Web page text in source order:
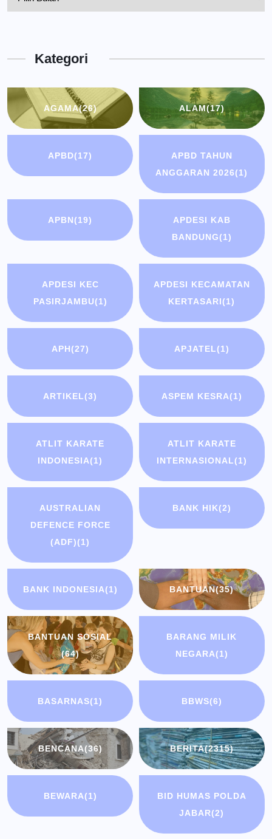
BandungKategori
AGAMA(26) ALAM(17)
APBD(17)
APBD TAHUN
ANGGARAN 2026(1)
APBN(19)
APDESI KAB
BANDUNG(1)
APDESI KEC
PASIRJAMBU(1)
APDESI KECAMATAN
KERTASARI(1)
APH(27) APJATEL(1)
ARTIKEL(3) ASPEM KESRA(1)
ATLIT KARATE
INDONESIA(1)
ATLIT KARATE
INTERNASIONAL(1)
AUSTRALIAN
DEFENCE FORCE
(ADF)(1)
BANK HIK(2)
BANK INDONESIA(1) BANTUAN(35)
BANTUAN SOSIAL
(64)
BARANG MILIK
NEGARA(1)
BASARNAS(1) BBWS(6)
BENCANA(36) BERITA(2315)
BEWARA(1)
BID HUMAS POLDA
JABAR(2)